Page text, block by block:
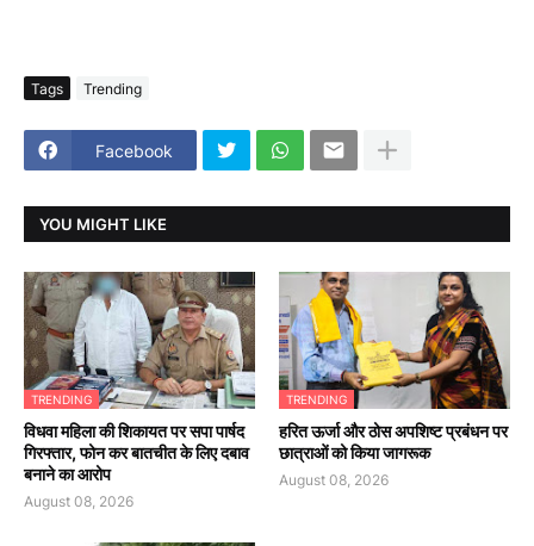
Tags Trending
Facebook
YOU MIGHT LIKE
TRENDING
विधवा महिला की शिकायत पर सपा पार्षद
गिरफ्तार, फोन कर बातचीत के लिए दबाव
बनाने का आरोप
August 08, 2026
TRENDING
हरित ऊर्जा और ठोस अपशिष्ट प्रबंधन पर
छात्राओं को किया जागरूक
August 08, 2026